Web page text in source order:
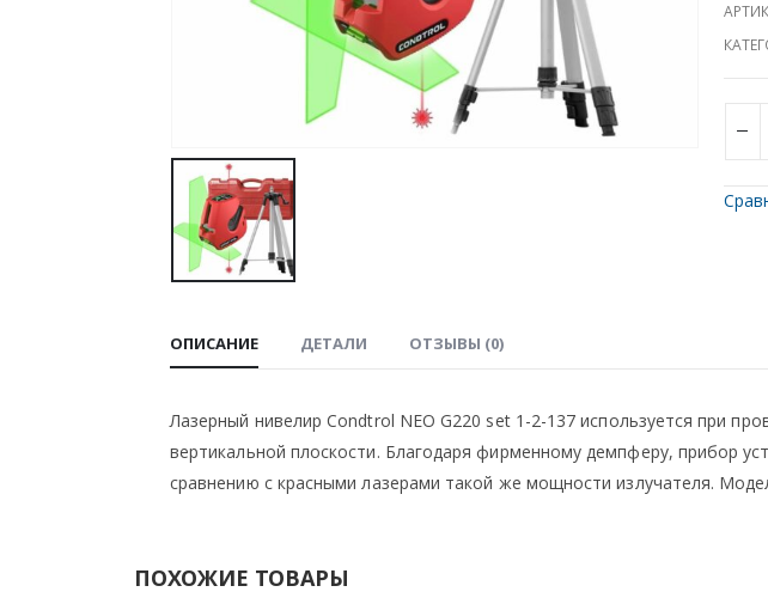
ОПИСАНИЕ ДЕТАЛИ ОТЗЫВЫ (0)
Лазерный нивелир Condtrol NEO G220 set 1-2-137 используется при
вертикальной плоскости. Благодаря фирменному демпферу, прибор
сравнению с красными лазерами такой же мощности излучателя.
ПОХОЖИЕ ТОВАРЫ